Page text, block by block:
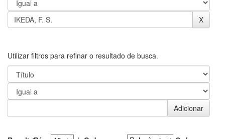
Utilizar filtros para refinar o resultado de busca.